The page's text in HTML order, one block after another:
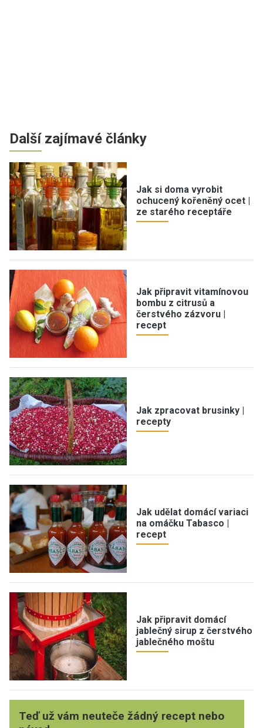
Další zajímavé články
Jak si doma vyrobit
ochucený kořeněný ocet |
ze starého receptáře
Jak připravit vitamínovou
bombu z citrusů a
čerstvého zázvoru |
recept
Jak zpracovat brusinky |
recepty
Jak udělat domácí variaci
na omáčku Tabasco |
recept
Jak připravit domácí
jablečný sirup z čerstvého
jablečného moštu
Teď už vám neuteče žádný recept nebo